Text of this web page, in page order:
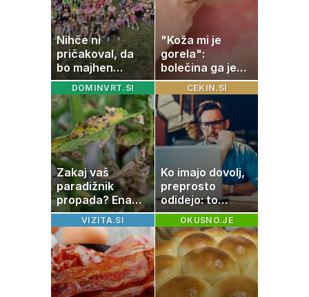
Nihče ni
pričakoval, da
bo majhen
projekt postal
ena najlepših
zgodb Zasavja
"Koža mi je
gorela":
bolečina ga je
priklenila na
posteljo
DOMINVRT.SI
Zakaj vaš
paradižnik
propada? Ena
napaka lahko
uniči rastline –
tako jih rešite
CEKIN.SI
Ko imajo dovolj,
preprosto
odidejo: to
znamenje
najpogosteje da
odpoved
VIZITA.SI OKUSNO.JE